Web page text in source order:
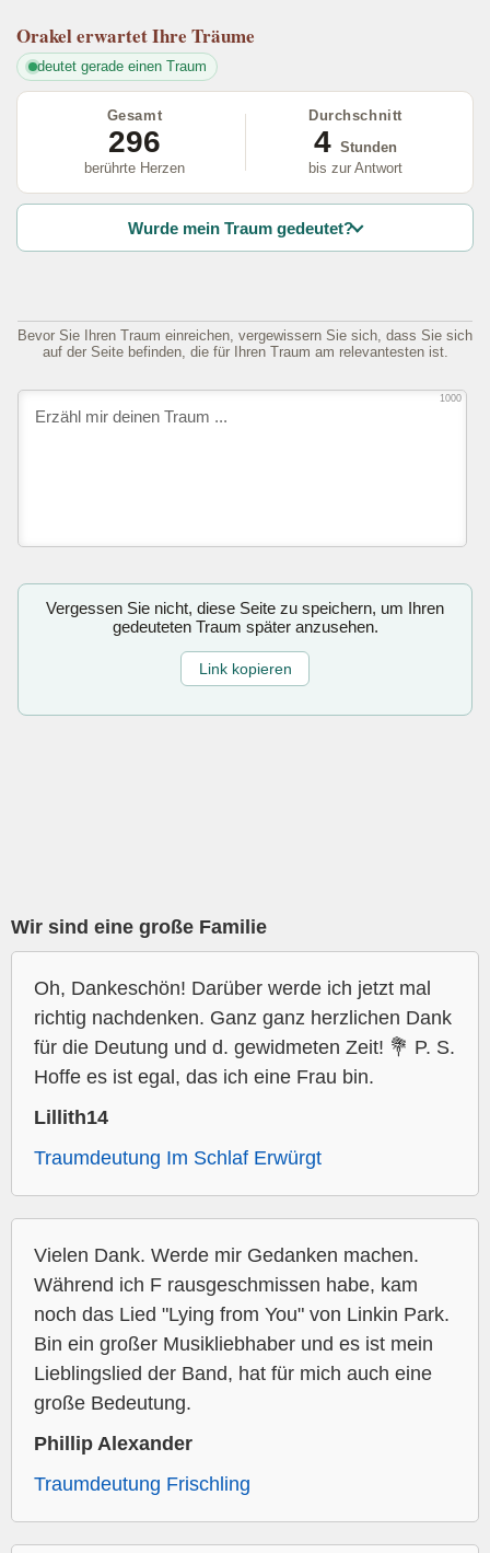
Orakelerwartet Ihre Träume
deutet gerade einen Traum
Gesamt
296
berührte Herzen
Durchschnitt
4 Stunden
bis zur Antwort
Wurde mein Traum gedeutet?
Bevor Sie Ihren Traum einreichen, vergewissern Sie sich, dass Sie sich
auf der Seite befinden, die für Ihren Traum am relevantesten ist.
1000
Vergessen Sie nicht, diese Seite zu speichern, um Ihren
gedeuteten Traum später anzusehen.
Link kopieren
Wir sind eine große Familie
Oh, Dankeschön! Darüber werde ich jetzt mal
richtig nachdenken. Ganz ganz herzlichen Dank
für die Deutung und d. gewidmeten Zeit! 💐 P. S.
Hoffe es ist egal, das ich eine Frau bin.
Lillith14
Traumdeutung Im Schlaf Erwürgt
Vielen Dank. Werde mir Gedanken machen.
Während ich F rausgeschmissen habe, kam
noch das Lied "Lying from You" von Linkin Park.
Bin ein großer Musikliebhaber und es ist mein
Lieblingslied der Band, hat für mich auch eine
große Bedeutung.
Phillip Alexander
Traumdeutung Frischling